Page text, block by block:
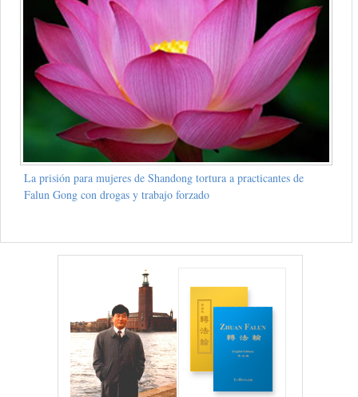
La prisión para mujeres de Shandong tortura a practicantes de
Falun Gong con drogas y trabajo forzado